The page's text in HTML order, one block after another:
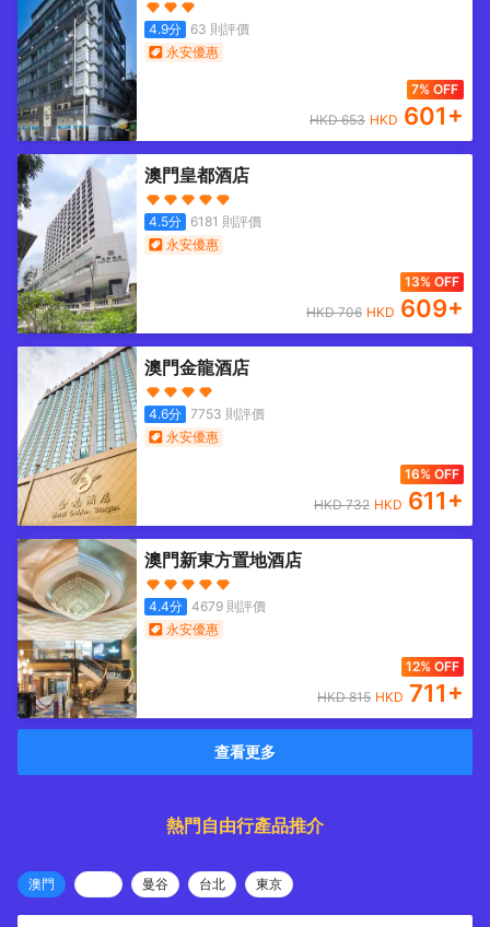
4.9分 63 則評價
永安優惠
7% OFF
HKD653 HKD 601+
澳門皇都酒店
4.5分 6181 則評價
永安優惠
13% OFF
HKD706 HKD 609+
澳門金龍酒店
4.6分 7753 則評價
永安優惠
16% OFF
HKD732 HKD 611+
澳門新東方置地酒店
4.4分 4679則評價
永安優惠
12% OFF
HKD815 HKD 711+
查看更多
熱門自由行產品推介
澳門 曼谷 台北 東京